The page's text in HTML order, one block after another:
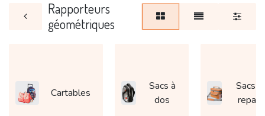
Rapporteurs
géométriques
Cartables
Sacs à
dos
Sacs à
repas